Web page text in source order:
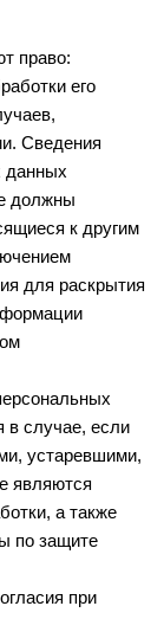
право:
его
Сведения
данных
должны
к другим
для раскрытия
в случае, если
устаревшими,
являются
а также
по защите
при